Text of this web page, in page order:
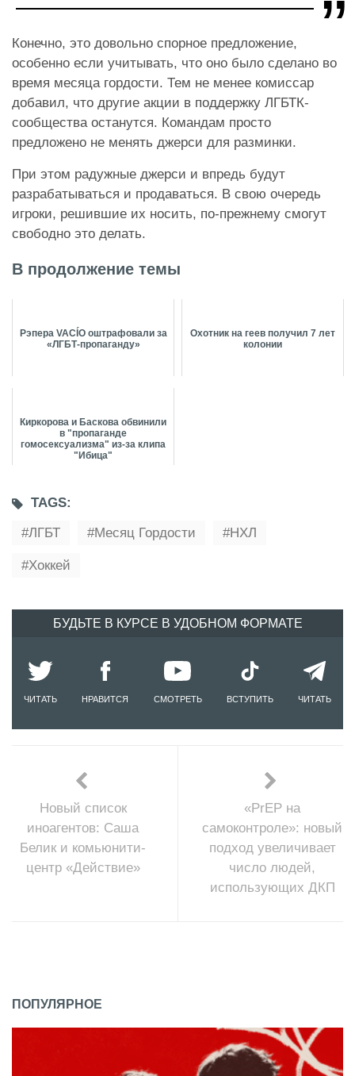
Конечно, это довольно спорное предложение,
особенно если учитывать, что оно было сделано во
время месяца гордости. Тем не менее комиссар
добавил, что другие акции в поддержку ЛГБТК-
сообщества останутся. Командам просто
предложено не менять джерси для разминки.
При этом радужные джерси и впредь будут
разрабатываться и продаваться. В свою очередь
игроки, решившие их носить, по-прежнему смогут
свободно это делать.
В продолжение темы
Рэпера VACÍO оштрафовали за
«ЛГБТ-пропаганду»
Охотник на геев получил 7 лет
колонии
Киркорова и Баскова обвинили
в "пропаганде
гомосексуализма" из-за клипа
"Ибица"
TAGS:
ЛГБТ
Месяц Гордости НХЛ
Хоккей
БУДЬТЕ В КУРСЕ В УДОБНОМ ФОРМАТЕ
ЧИТАТЬ НРАВИТСЯ СМОТРЕТЬ ВСТУПИТЬ ЧИТАТЬ
Новый список
иноагентов: Саша
Белик и комьюнити-
центр «Действие»
«PrEP на
самоконтроле»: новый
подход увеличивает
число людей,
использующих ДКП
ПОПУЛЯРНОЕ